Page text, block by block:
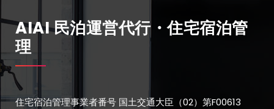
AIAI 民泊運営代行・住宅宿泊管
理
住宅宿泊管理事業者番号 国土交通大臣（02）第F00613